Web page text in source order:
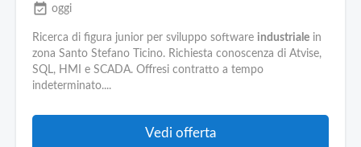
event_available oggi
Ricerca di figura junior per sviluppo software industriale in
zona Santo Stefano Ticino. Richiesta conoscenza di Atvise,
SQL, HMI e SCADA. Offresi contratto a tempo
indeterminato....
Vedi offerta